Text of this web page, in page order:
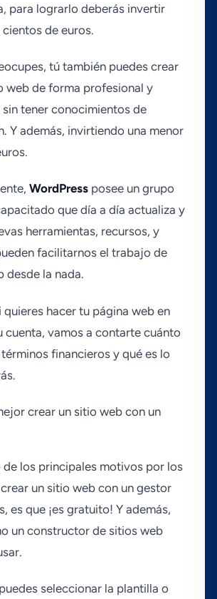
para lograrlo deberás invertir
de euros.
tú también puedes crear
web de forma profesional y
tener conocimientos de
Y además, invirtiendo una menor
WordPressposee un grupo
que dí­a a dí­a actualiza y
herramientas, recursos, y
facilitarnos el trabajo de
desde la nada.
quieres hacer tu página web en
cuenta, vamos a contarte cuánto
financieros y qué es lo
crear un sitio web con un
de los principales motivos por los
un sitio web con un gestor
es que ¡es gratuito! Y además,
un constructor de sitios web
puedes seleccionar la plantilla o